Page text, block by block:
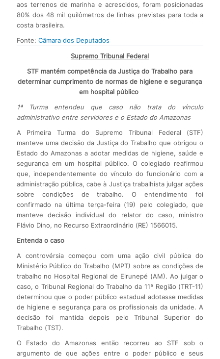
aos terrenos de marinha e acrescidos, foram posicionadas
80% dos 48 mil quilômetros de linhas previstas para toda a
costa brasileira.
Fonte: Câmara dos Deputados
Supremo Tribunal Federal
STF mantém competência da Justiça do Trabalho para
determinar cumprimento de normas de higiene e segurança
em hospital público
1ª Turma entendeu que caso não trata do vínculo
administrativo entre servidores e o Estado do Amazonas
A Primeira Turma do Supremo Tribunal Federal (STF)
manteve uma decisão da Justiça do Trabalho que obrigou o
Estado do Amazonas a adotar medidas de higiene, saúde e
segurança em um hospital público. O colegiado reafirmou
que, independentemente do vínculo do funcionário com a
administração pública, cabe à Justiça trabalhista julgar ações
sobre condições de trabalho. O entendimento foi
confirmado na última terça-feira (19) pelo colegiado, que
manteve decisão individual do relator do caso, ministro
Flávio Dino, no Recurso Extraordinário (RE) 1566015.
Entenda o caso
A controvérsia começou com uma ação civil pública do
Ministério Público do Trabalho (MPT) sobre as condições de
trabalho no Hospital Regional de Eirunepé (AM). Ao julgar o
caso, o Tribunal Regional do Trabalho da 11ª Região (TRT-11)
determinou que o poder público estadual adotasse medidas
de higiene e segurança para os profissionais da unidade. A
decisão foi mantida depois pelo Tribunal Superior do
Trabalho (TST).
O Estado do Amazonas então recorreu ao STF sob o
argumento de que ações entre o poder público e seus